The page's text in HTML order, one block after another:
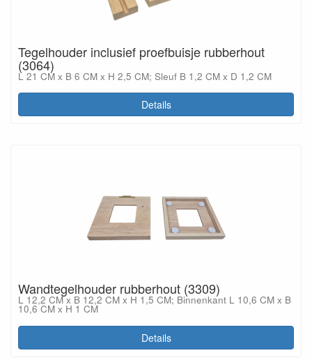
Tegelhouder inclusief proefbuisje rubberhout
(3064)
L 21 CM x B 6 CM x H 2,5 CM; Sleuf B 1,2 CM x D 1,2 CM
Details
Wandtegelhouder rubberhout (3309)
L 12,2 CM x B 12,2 CM x H 1,5 CM; Binnenkant L 10,6 CM x B
10,6 CM x H 1 CM
Details